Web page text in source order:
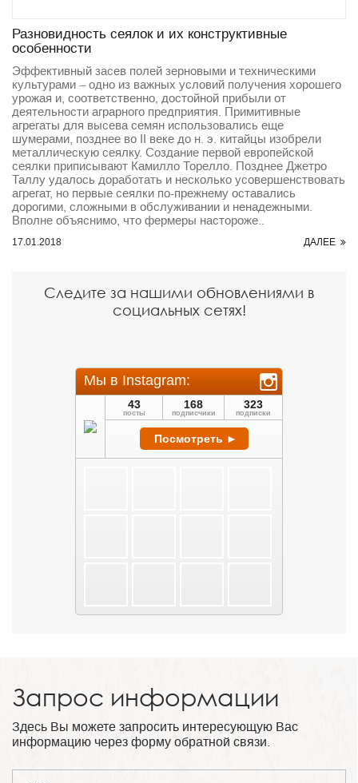
Разновидность сеялок и их конструктивные
особенности
Эффективный засев полей зерновыми и техническими
культурами – одно из важных условий получения хорошего
урожая и, соответственно, достойной прибыли от
деятельности аграрного предприятия. Примитивные
агрегаты для высева семян использовались еще
шумерами, позднее во II веке до н. э. китайцы изобрели
металлическую сеялку. Создание первой европейской
сеялки приписывают Камилло Торелло. Позднее Джетро
Таллу удалось доработать и несколько усовершенствовать
агрегат, но первые сеялки по-прежнему оставались
дорогими, сложными в обслуживании и ненадежными.
Вполне объяснимо, что фермеры настороже..
17.01.2018 ДАЛЕЕ
Следите за нашими обновлениями в
социальных сетях!
Запрос информации
Здесь Вы можете запросить интересующую Вас
информацию через форму обратной связи.